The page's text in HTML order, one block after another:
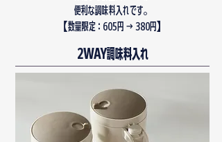
便利な調味料入れです。
​【数量限定：605円 → 380円】
2WAY調味料入れ